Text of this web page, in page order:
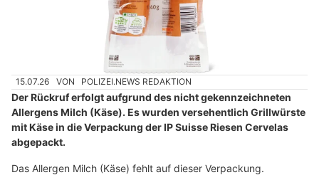
15.07.26 VON POLIZEI.NEWS REDAKTION
Der Rückruf erfolgt aufgrund des nicht gekennzeichneten
Allergens Milch (Käse). Es wurden versehentlich Grillwürste
mit Käse in die Verpackung der IP Suisse Riesen Cervelas
abgepackt.
Das Allergen Milch (Käse) fehlt auf dieser Verpackung.